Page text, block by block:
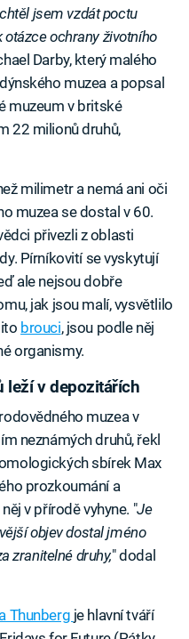
jsem vzdát poctu
ochrany životního
Darby, který malého
muzea a popsal
muzeum v britské
22 milionů druhů,
milimetr a nemá ani oči
muzea se dostal v 60.
přivezli z oblasti
Pírníkovití se vyskytují
ale nejsou dobře
jak jsou malí, vysvětlilo
brouci, jsou podle něj
organismy.
leží v depozitářích
muzea v
neznámých druhů, řekl
sbírek Max
prozkoumání a
v přírodě vyhyne. "Je
objev dostal jméno
zranitelné druhy," dodal
Thunberg je hlavní tváří